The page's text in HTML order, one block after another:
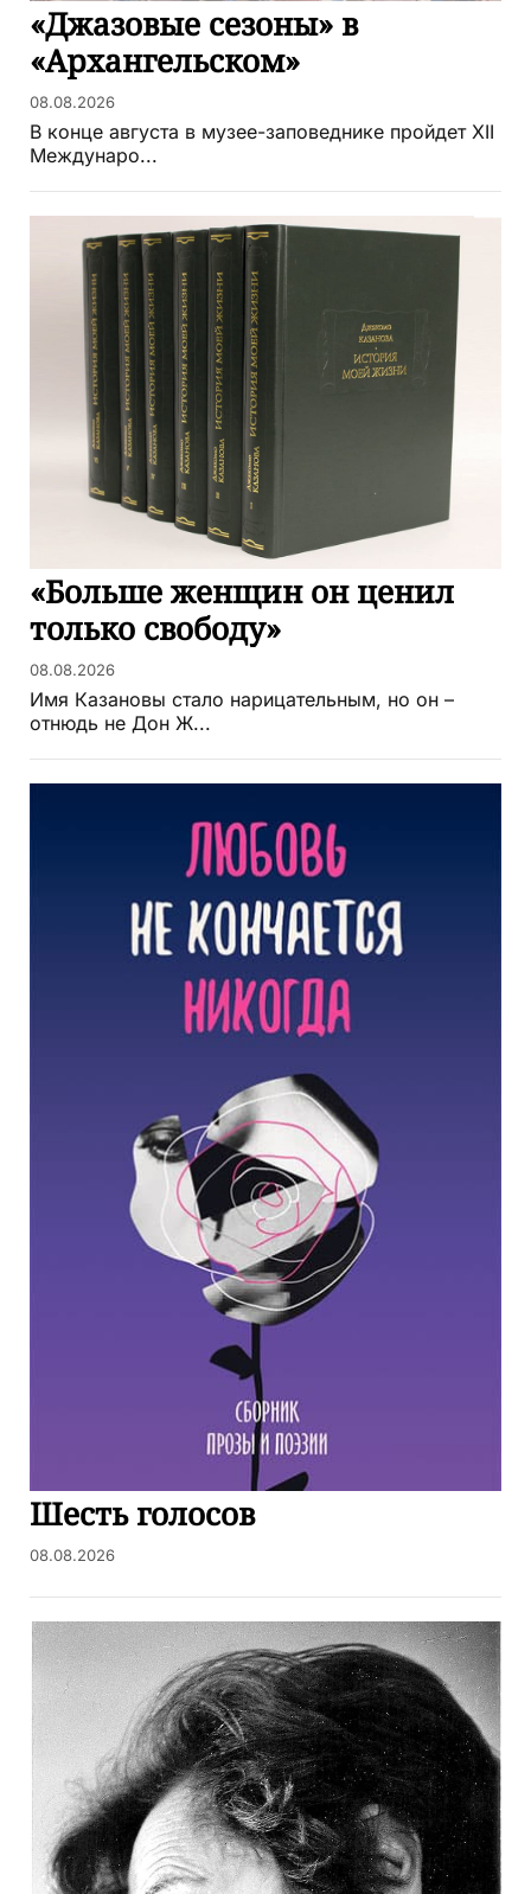
«Джазовые сезоны» в
«Архангельском»
08.08.2026
В конце августа в музее-заповеднике пройдет XII
Междунаро...
«Больше женщин он ценил
только свободу»
08.08.2026
Имя Казановы стало нарицательным, но он –
отнюдь не Дон Ж...
Шесть голосов
08.08.2026